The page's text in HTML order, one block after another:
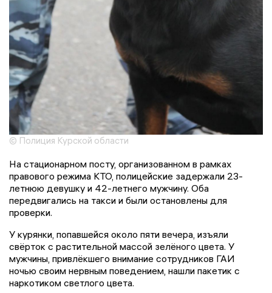
© Полиция Курской области
На стационарном посту, организованном в рамках
правового режима КТО, полицейские задержали 23-
летнюю девушку и 42-летнего мужчину. Оба
передвигались на такси и были остановлены для
проверки.
У курянки, попавшейся около пяти вечера, изъяли
свёрток с растительной массой зелёного цвета. У
мужчины, привлёкшего внимание сотрудников ГАИ
ночью своим нервным поведением, нашли пакетик с
наркотиком светлого цвета.